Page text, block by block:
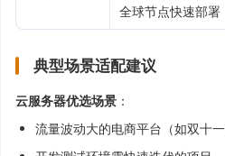
全球节点快速部署
典型场景适配建议
云服务器优选场景 ：
流量波动大的电商平台（如双十一